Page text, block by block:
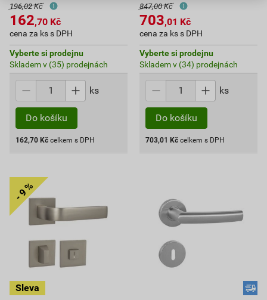
196,02 Kč
162,70 Kč
cena za ks s DPH
Vyberte si prodejnu
Skladem v (35) prodejnách
ks
Do košíku
162,70 Kč celkem s DPH
847,00 Kč
703,01 Kč
cena za ks s DPH
Vyberte si prodejnu
Skladem v (34) prodejnách
ks
Do košíku
703,01 Kč celkem s DPH